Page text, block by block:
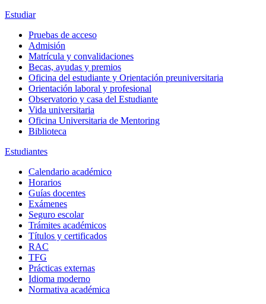
Estudiar
Pruebas de acceso
Admisión
Matrícula y convalidaciones
Becas, ayudas y premios
Oficina del estudiante y Orientación preuniversitaria
Orientación laboral y profesional
Observatorio y casa del Estudiante
Vida universitaria
Oficina Universitaria de Mentoring
Biblioteca
Estudiantes
Calendario académico
Horarios
Guías docentes
Exámenes
Seguro escolar
Trámites académicos
Títulos y certificados
RAC
TFG
Prácticas externas
Idioma moderno
Normativa académica